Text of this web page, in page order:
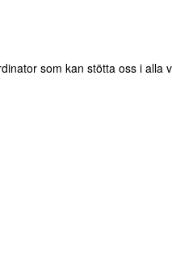
som kan stötta oss i alla